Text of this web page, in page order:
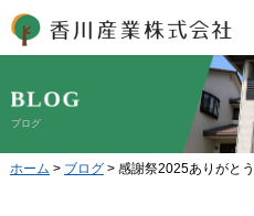
香川産業
ブログ
ホーム > ブログ> 感謝祭2025ありがと